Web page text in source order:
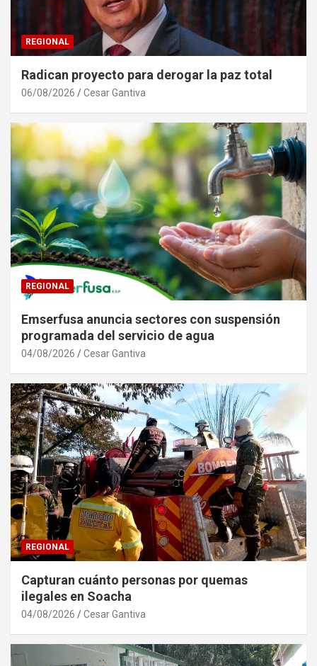
REGIONAL
Radican proyecto para derogar la paz total
06/08/2026 Cesar Gantiva
REGIONAL
Emserfusa anuncia sectores con suspensión
programada del servicio de agua
04/08/2026 Cesar Gantiva
REGIONAL
Capturan cuánto personas por quemas
ilegales en Soacha
04/08/2026 Cesar Gantiva